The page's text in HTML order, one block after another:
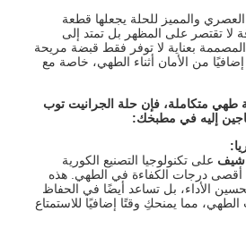
والمميز للحلة يجعلها قطعة
لا تقتصر على المظهر بل تمتد إلى
المصممة بعناية لا توفر فقط قبضة مريحة
من الأمان أثناء الطهي، خاصة مع
طهي متكاملة، فإن حلة الجرانيت توب
إليه في مطبخك:
:
شيف على تكنولوجيا التصنيع الكورية
أقصى درجات الكفاءة في الطهي. هذه
الأداء، بل تساعد أيضًا في الحفاظ
مما يمنحكِ وقتًا إضافيًا للاستمتاع